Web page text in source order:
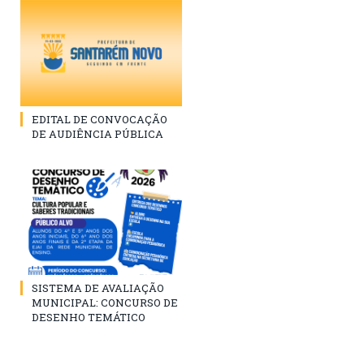
EDITAL DE CONVOCAÇÃO
DE AUDIÊNCIA PÚBLICA
SISTEMA DE AVALIAÇÃO
MUNICIPAL: CONCURSO DE
DESENHO TEMÁTICO